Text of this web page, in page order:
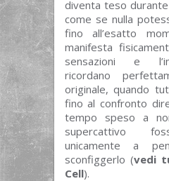
diventa teso
come se nulla
fino all’esatto
manifesta
sensazioni e
ricordano
originale, quando
fino al confronto
tempo speso a
supercattivo
unicamente a
sconfiggerlo (vedi
Cell).